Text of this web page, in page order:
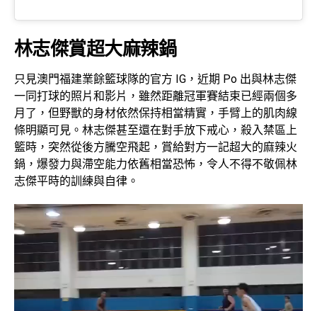
林志傑賞超大麻辣鍋
只見澳門福建業餘籃球隊的官方 IG，近期 Po 出與林志傑
一同打球的照片和影片，雖然距離冠軍賽結束已經兩個多
月了，但野獸的身材依然保持相當精實，手臂上的肌肉線
條明顯可見。林志傑甚至還在對手放下戒心，殺入禁區上
籃時，突然從後方騰空飛起，賞給對方一記超大的麻辣火
鍋，爆發力與滯空能力依舊相當恐怖，令人不得不敬佩林
志傑平時的訓練與自律。